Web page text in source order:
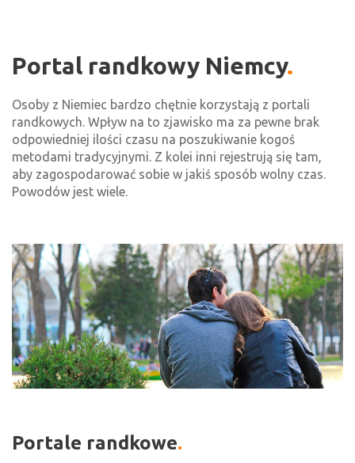
Portal randkowy Niemcy
Osoby z Niemiec bardzo chętnie korzystają z portali
randkowych. Wpływ na to zjawisko ma za pewne brak
odpowiedniej ilości czasu na poszukiwanie kogoś
metodami tradycyjnymi. Z kolei inni rejestrują się tam,
aby zagospodarować sobie w jakiś sposób wolny czas.
Powodów jest wiele.
Portale randkowe